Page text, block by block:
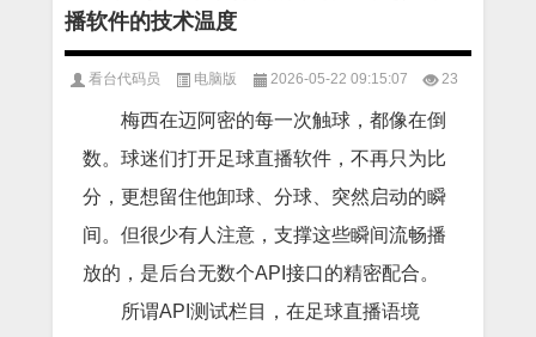
播软件的技术温度
看台代码员 电脑版 2026-05-22 09:15:07 23
梅西在迈阿密的每一次触球，都像在倒
数。球迷们打开足球直播软件，不再只为比
分，更想留住他卸球、分球、突然启动的瞬
间。但很少有人注意，支撑这些瞬间流畅播
放的，是后台无数个API接口的精密配合。
所谓API测试栏目，在足球直播语境